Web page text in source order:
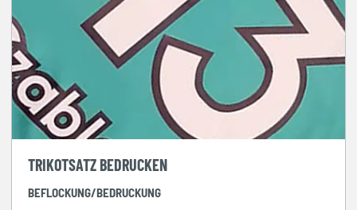
TRIKOTSATZ BEDRUCKEN
BEFLOCKUNG/BEDRUCKUNG